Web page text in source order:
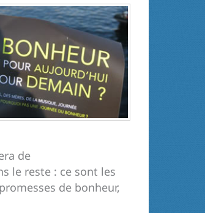
de
le reste : ce sont les
de bonheur,